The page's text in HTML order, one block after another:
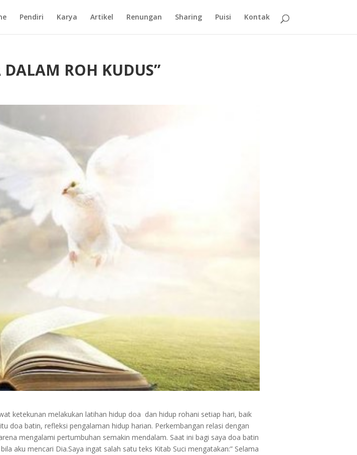
Pendiri Karya Artikel Renungan Sharing Puisi Kontak
DALAM ROH KUDUS”
ketekunan melakukan latihan hidup doa dan hidup rohani setiap hari, baik
doa batin, refleksi pengalaman hidup harian. Perkembangan relasi dengan
mengalami pertumbuhan semakin mendalam. Saat ini bagi saya doa batin
aku mencari Dia.Saya ingat salah satu teks Kitab Suci mengatakan:” Selama